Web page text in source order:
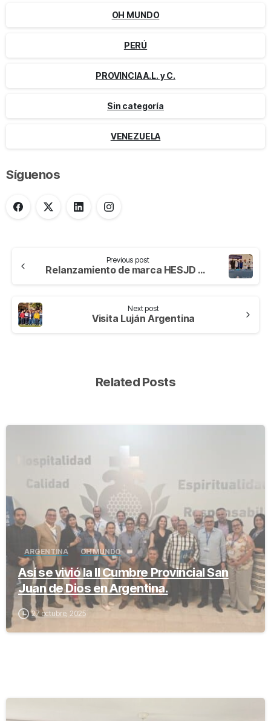
OH MUNDO
PERÚ
PROVINCIA A.L. y C.
Sin categoría
VENEZUELA
Síguenos
Previous post
Relanzamiento de marca HESJD Piura
Next post
Visita Luján Argentina
Related Posts
ARGENTINA OH MUNDO
Así se vivió la II Cumbre Provincial San
Juan de Dios en Argentina.
27 octubre, 2025